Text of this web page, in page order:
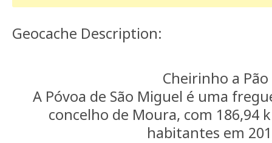
Geocache Description:
Cheirinho a Pão
A Póvoa de São Miguel é uma
concelho de Moura, com 186,94
habitantes em